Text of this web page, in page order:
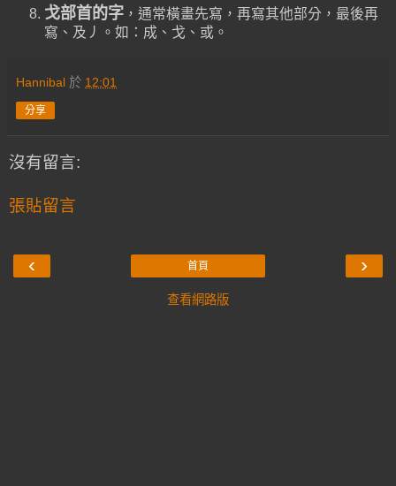
戈部首的字 ，通常橫畫先寫，再寫其他部分，最後再
寫、及丿。如：成、戈、或。
Hannibal 於 12:01
分享
沒有留言:
張貼留言
‹ ›
首頁
查看網路版